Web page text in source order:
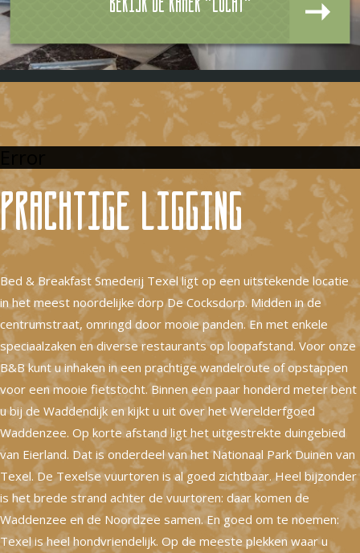
Prachtige ligging
Bed & Breakfast Smederij Texel ligt op een uitstekende locatie
in het meest noordelijke dorp De Cocksdorp. Midden in de
centrumstraat, omringd door mooie panden. En met enkele
speciaalzaken en diverse restaurants op loopafstand. Voor onze
B&B kunt u inhaken in een prachtige wandelroute of opstappen
voor een mooie fietstocht. Binnen een paar honderd meter bent
u bij de Waddendijk en kijkt u uit over het Werelderfgoed
Waddenzee. Op korte afstand ligt het uitgestrekte duingebied
van Eierland. Dat is onderdeel van het Nationaal Park Duinen van
Texel. De Texelse vuurtoren is al goed zichtbaar. Heel bijzonder
is het brede strand achter de vuurtoren: daar komen de
Waddenzee en de Noordzee samen. En goed om te noemen:
Texel is heel hondvriendelijk. Op de meeste plekken waar u